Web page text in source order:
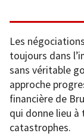
Les
toujours dans
sans véritable
approche
financière de
qui donne lieu
catastrophes.